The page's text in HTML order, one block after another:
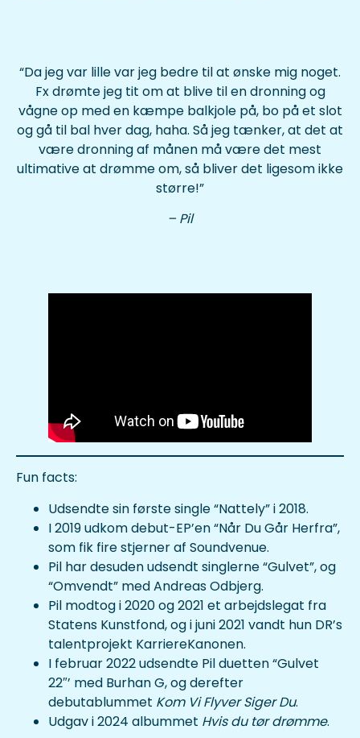
“Da jeg var lille var jeg bedre til at ønske mig noget.
Fx drømte jeg tit om at blive til en dronning og
vågne op med en kæmpe balkjole på, bo på et slot
og gå til bal hver dag, haha. Så jeg tænker, at det at
være dronning af månen må være det mest
ultimative at drømme om, så bliver det ligesom ikke
større!”
– Pil
Fun facts:
Udsendte sin første single “Nattely” i 2018.
I 2019 udkom debut-EP’en “Når Du Går Herfra”,
som fik fire stjerner af Soundvenue.
Pil har desuden udsendt singlerne “Gulvet”, og
“Omvendt” med Andreas Odbjerg.
Pil modtog i 2020 og 2021 et arbejdslegat fra
Statens Kunstfond, og i juni 2021 vandt hun DR’s
talentprojekt KarriereKanonen.
I februar 2022 udsendte Pil duetten “Gulvet
22″’ med Burhan G, og derefter
debutablummet Kom Vi Flyver Siger Du.
Udgav i 2024 albummet Hvis du tør drømme.